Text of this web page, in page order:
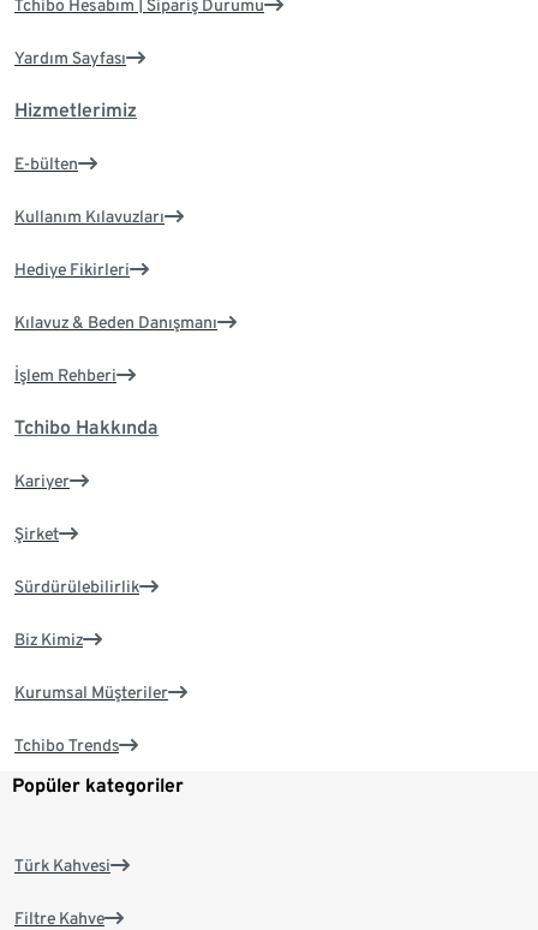
Tchibo Hesabım | Sipariş Durumu
Yardım Sayfası
Hizmetlerimiz
E-bülten
Kullanım Kılavuzları
Hediye Fikirleri
Kılavuz & Beden Danışmanı
İşlem Rehberi
Tchibo Hakkında
Kariyer
Şirket
Sürdürülebilirlik
Biz Kimiz
Kurumsal Müşteriler
Tchibo Trends
Popüler kategoriler
Türk Kahvesi
Filtre Kahve